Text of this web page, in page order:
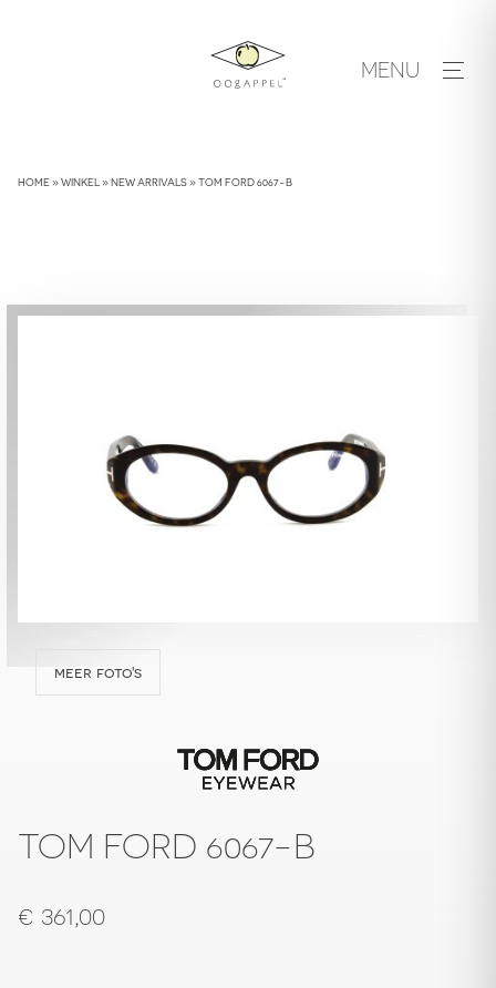
MENU
HOME»WINKEL »NEW ARRIVALS»TOM FORD 6067-B
meer foto's
TOM FORD 6067-B
€ 361,00